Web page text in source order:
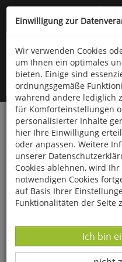
Kompletten Head der
oder
Startseite Bücher
Einwilligung zur
Wir verwenden Cookies
um Ihnen ein optimales
bieten. Einige sind
ordnungsgemäße
während andere lediglich
für Komforteinstellungen
personalisierter Inhalte
hier Ihre Einwilligung
oder anpassen. Weitere
unserer
Cookies ablehnen, wird
notwendigen Cookies
auf Basis Ihrer
Funktionalitäten der Seite
Ich bin